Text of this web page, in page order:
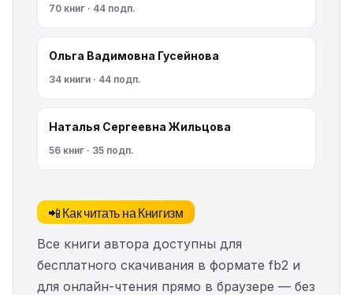
70 книг · 44 подп.
Ольга Вадимовна Гусейнова
34 книги · 44 подп.
Наталья Сергеевна Жильцова
56 книг · 35 подп.
📲 Как читать на Книгизм
Все книги автора доступны для
бесплатного скачивания в формате fb2 и
для онлайн-чтения прямо в браузере — без